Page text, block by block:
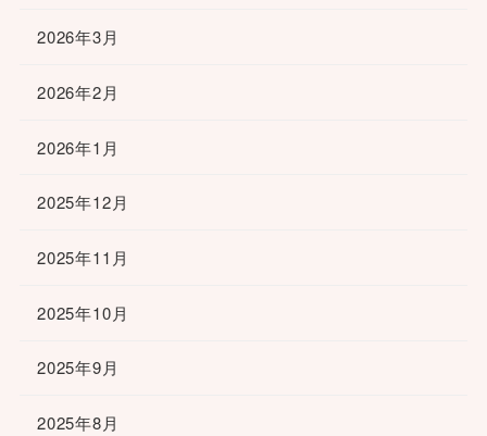
2026年3月
2026年2月
2026年1月
2025年12月
2025年11月
2025年10月
2025年9月
2025年8月